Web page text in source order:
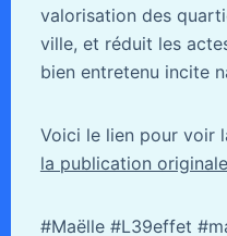
valorisation des
ville, et réduit les
bien entretenu incite
Voici le lien pour voir
la publication
#Maëlle #L39effet